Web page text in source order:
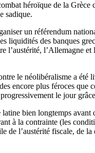
héroïque de la
sadique.
un référendum
liquidités des banques
l’Allemagne
le néolibéralisme a
encore plus féroces
le jour
bien longtemps
à la contrainte (les
de l’austérité fiscale,